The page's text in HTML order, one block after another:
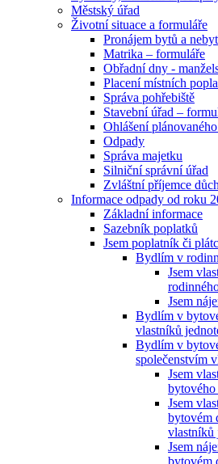
Městský úřad
Životní situace a formuláře
Pronájem bytů a
Matrika – formuláře
Obřadní dny -
Placení místních
Správa pohřebiště
Stavební úřad –
Ohlášení
Odpady
Správa majetku
Silniční správní úřad
Zvláštní příjemce
Informace odpady od roku
Základní informace
Sazebník poplatků
Jsem poplatník či
Bydlím v
Jsem
Jsem
Bydlím v
vlastníků
Bydlím v
společenstvím
Jsem
bytového
Jsem
bytovém
vlastníků
Jsem
bytovém